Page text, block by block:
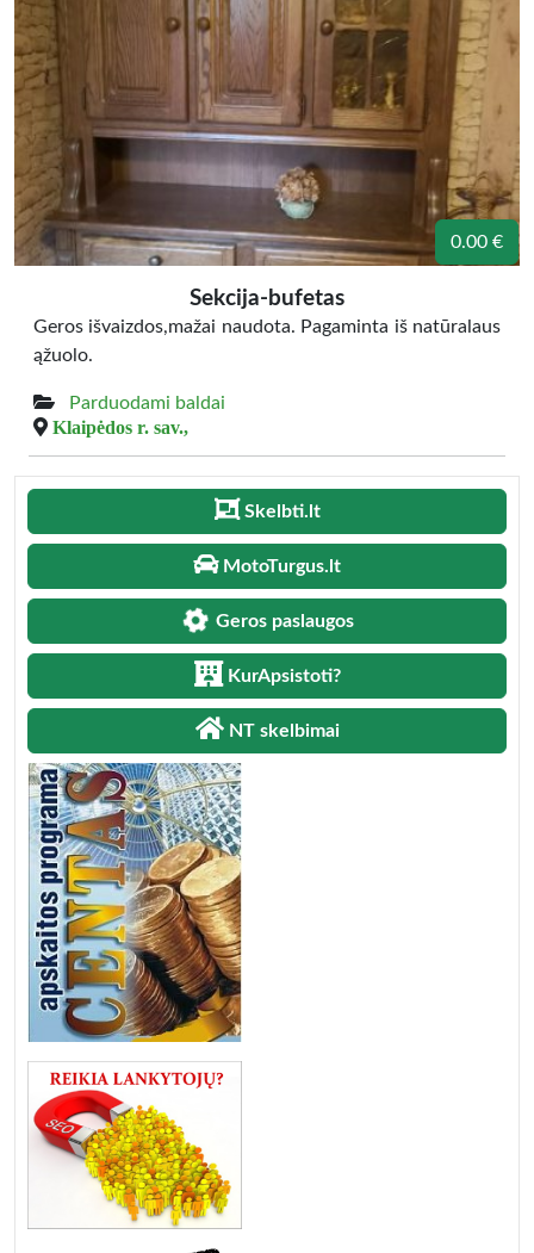
0.00 €
Sekcija-bufetas
Geros išvaizdos,mažai naudota. Pagaminta iš natūralaus
ąžuolo.
Parduodami baldai
Klaipėdos r. sav.,
Skelbti.lt
MotoTurgus.lt
Geros paslaugos
KurApsistoti?
NT skelbimai